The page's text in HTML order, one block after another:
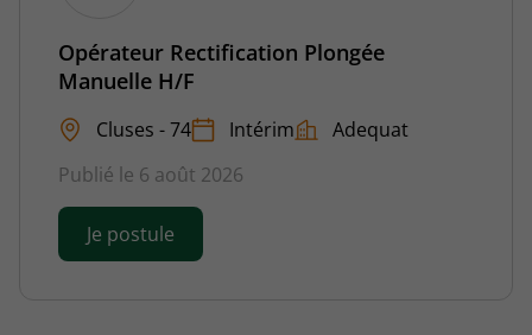
Opérateur Rectification Plongée
Manuelle H/F
Cluses - 74 Intérim
Adequat
Publié le 6 août 2026
Je postule